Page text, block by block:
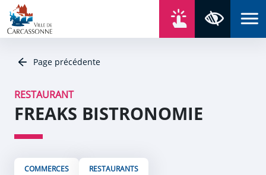
Aller au contenu
Aller au menu
Aller au plan du site
Aller à la recherche
Page précédente
RESTAURANT
FREAKS BISTRONOMIE
COMMERCES RESTAURANTS
Panneau de gestion des cookies